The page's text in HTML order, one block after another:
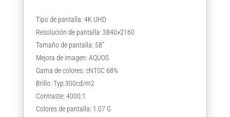
Tipo de pantalla: 4K UHD
Resolución de pantalla: 3840×2160
Tamaño de pantalla: 58″
Mejora de imagen: AQUOS
Gama de colores: ≥NTSC 68%
Brillo: Typ.300cd/m2
Contraste: 4000:1
Colores de pantalla: 1.07 G